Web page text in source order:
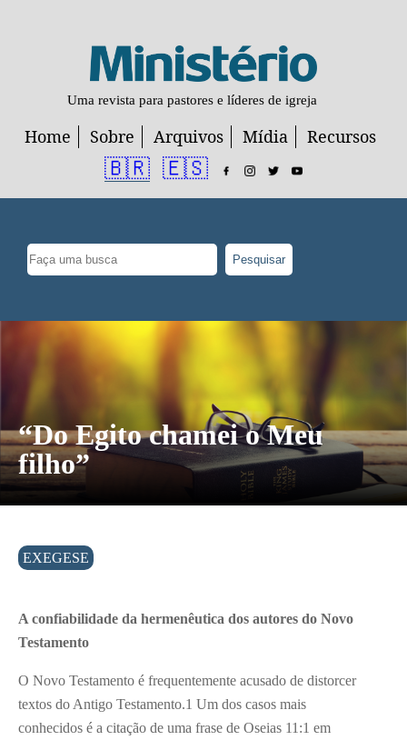
Uma revista para pastores e líderes de igreja
Home Sobre Arquivos Mídia Recursos
🇧🇷 🇪🇸
Pesquisar
“Do Egito chamei o Meu
filho”
EXEGESE
A confiabilidade da hermenêutica dos autores do Novo
Testamento
O Novo Testamento é frequentemente acusado de distorcer
textos do Antigo Testamento.1 Um dos casos mais
conhecidos é a citação de uma frase de Oseias 11:1 em